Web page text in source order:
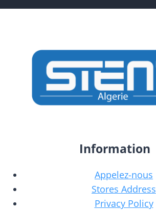
Information
Appelez-nous
Stores Address
Privacy Policy